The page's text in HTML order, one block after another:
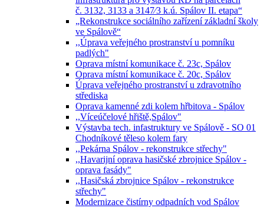
č. 3132, 3133 a 3147⁄3 k.ú. Spálov II. etapa“
„Rekonstrukce sociálního zařízení základní školy
ve Spálově“
,,Úprava veřejného prostranství u pomníku
padlých"
Oprava místní komunikace č. 23c, Spálov
Oprava místní komunikace č. 20c, Spálov
Úprava veřejného prostranství u zdravotního
střediska
Oprava kamenné zdi kolem hřbitova - Spálov
,,Víceúčelové hřiště,Spálov"
Výstavba tech. infastruktury ve Spálově - SO 01
Chodníkové těleso kolem fary
,,Pekárna Spálov - rekonstrukce střechy"
,,Havarijní oprava hasičské zbrojnice Spálov -
oprava fasády"
,,Hasičská zbrojnice Spálov - rekonstrukce
střechy"
Modernizace čistírny odpadních vod Spálov